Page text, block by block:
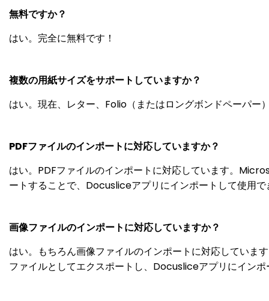
無料ですか？
はい。完全に無料です！
複数の用紙サイズをサポートしていますか？
はい。現在、レター、Folio（またはロングボンドペーパ
PDFファイルのインポートに対応していますか？
はい。PDFファイルのインポートに対応しています。
ートすることで、Docusliceアプリにインポートして使用で
画像ファイルのインポートに対応していますか？
はい。もちろん画像ファイルのインポートに対応してい
ファイルとしてエクスポートし、Docusliceアプリにイン